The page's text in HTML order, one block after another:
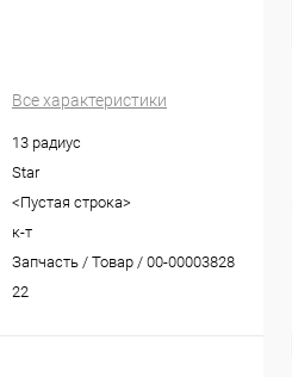
Все характеристики
13 радиус
Star
<Пустая строка>
к-т
Запчасть / Товар / 00-00003828
22